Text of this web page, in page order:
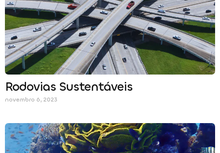
Rodovias Sustentáveis
novembro 6, 2023